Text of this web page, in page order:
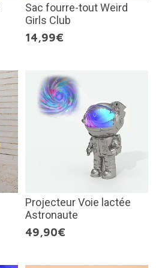
Sac fourre-tout Weird
Girls Club
14,99€
Projecteur Voie lactée
Astronaute
49,90€